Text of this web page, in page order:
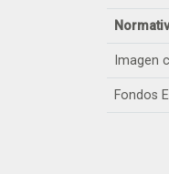
Imagen
Fondos